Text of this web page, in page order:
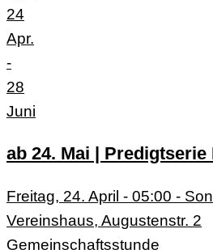
24
Apr.
-
28
Juni
ab 24. Mai | Predigtserie
Freitag, 24. April - 05:00 -
Vereinshaus, Augustenstr. 2
Gemeinschaftsstunde